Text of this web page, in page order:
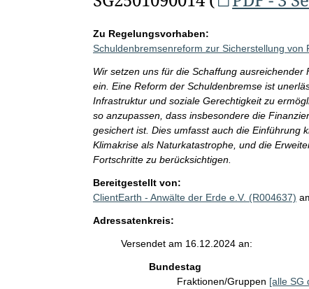
Zu Regelungsvorhaben:
Schuldenbremsenreform zur Sicherstellung von
Wir setzen uns für die Schaffung
ein. Eine Reform der Schuldenbremse ist
Infrastruktur und soziale Gerechtigkeit zu
so anzupassen, dass insbesondere die
gesichert ist. Dies umfasst auch die Einführung
Klimakrise als Naturkatastrophe, und die
Fortschritte zu berücksichtigen.
Bereitgestellt von:
ClientEarth - Anwälte der Erde e.V. (R004637)
Adressatenkreis:
Versendet am 16.12.2024 an:
Bundestag
Fraktionen/Gruppen [alle SG